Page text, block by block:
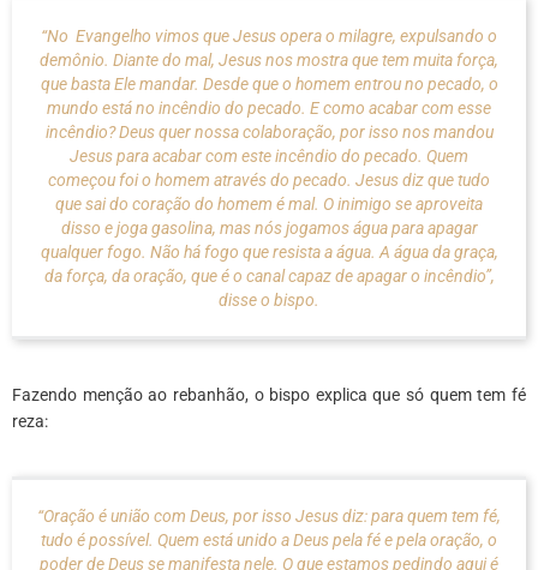
“No Evangelho vimos que Jesus opera o milagre, expulsando o
demônio. Diante do mal, Jesus nos mostra que tem muita força,
que basta Ele mandar. Desde que o homem entrou no pecado, o
mundo está no incêndio do pecado. E como acabar com esse
incêndio? Deus quer nossa colaboração, por isso nos mandou
Jesus para acabar com este incêndio do pecado. Quem
começou foi o homem através do pecado. Jesus diz que tudo
que sai do coração do homem é mal. O inimigo se aproveita
disso e joga gasolina, mas nós jogamos água para apagar
qualquer fogo. Não há fogo que resista a água. A água da graça,
da força, da oração, que é o canal capaz de apagar o incêndio”,
disse o bispo.
Fazendo menção ao rebanhão, o bispo explica que só quem tem fé
reza:
“Oração é união com Deus, por isso Jesus diz: para quem tem fé,
tudo é possível. Quem está unido a Deus pela fé e pela oração, o
poder de Deus se manifesta nele. O que estamos pedindo aqui é